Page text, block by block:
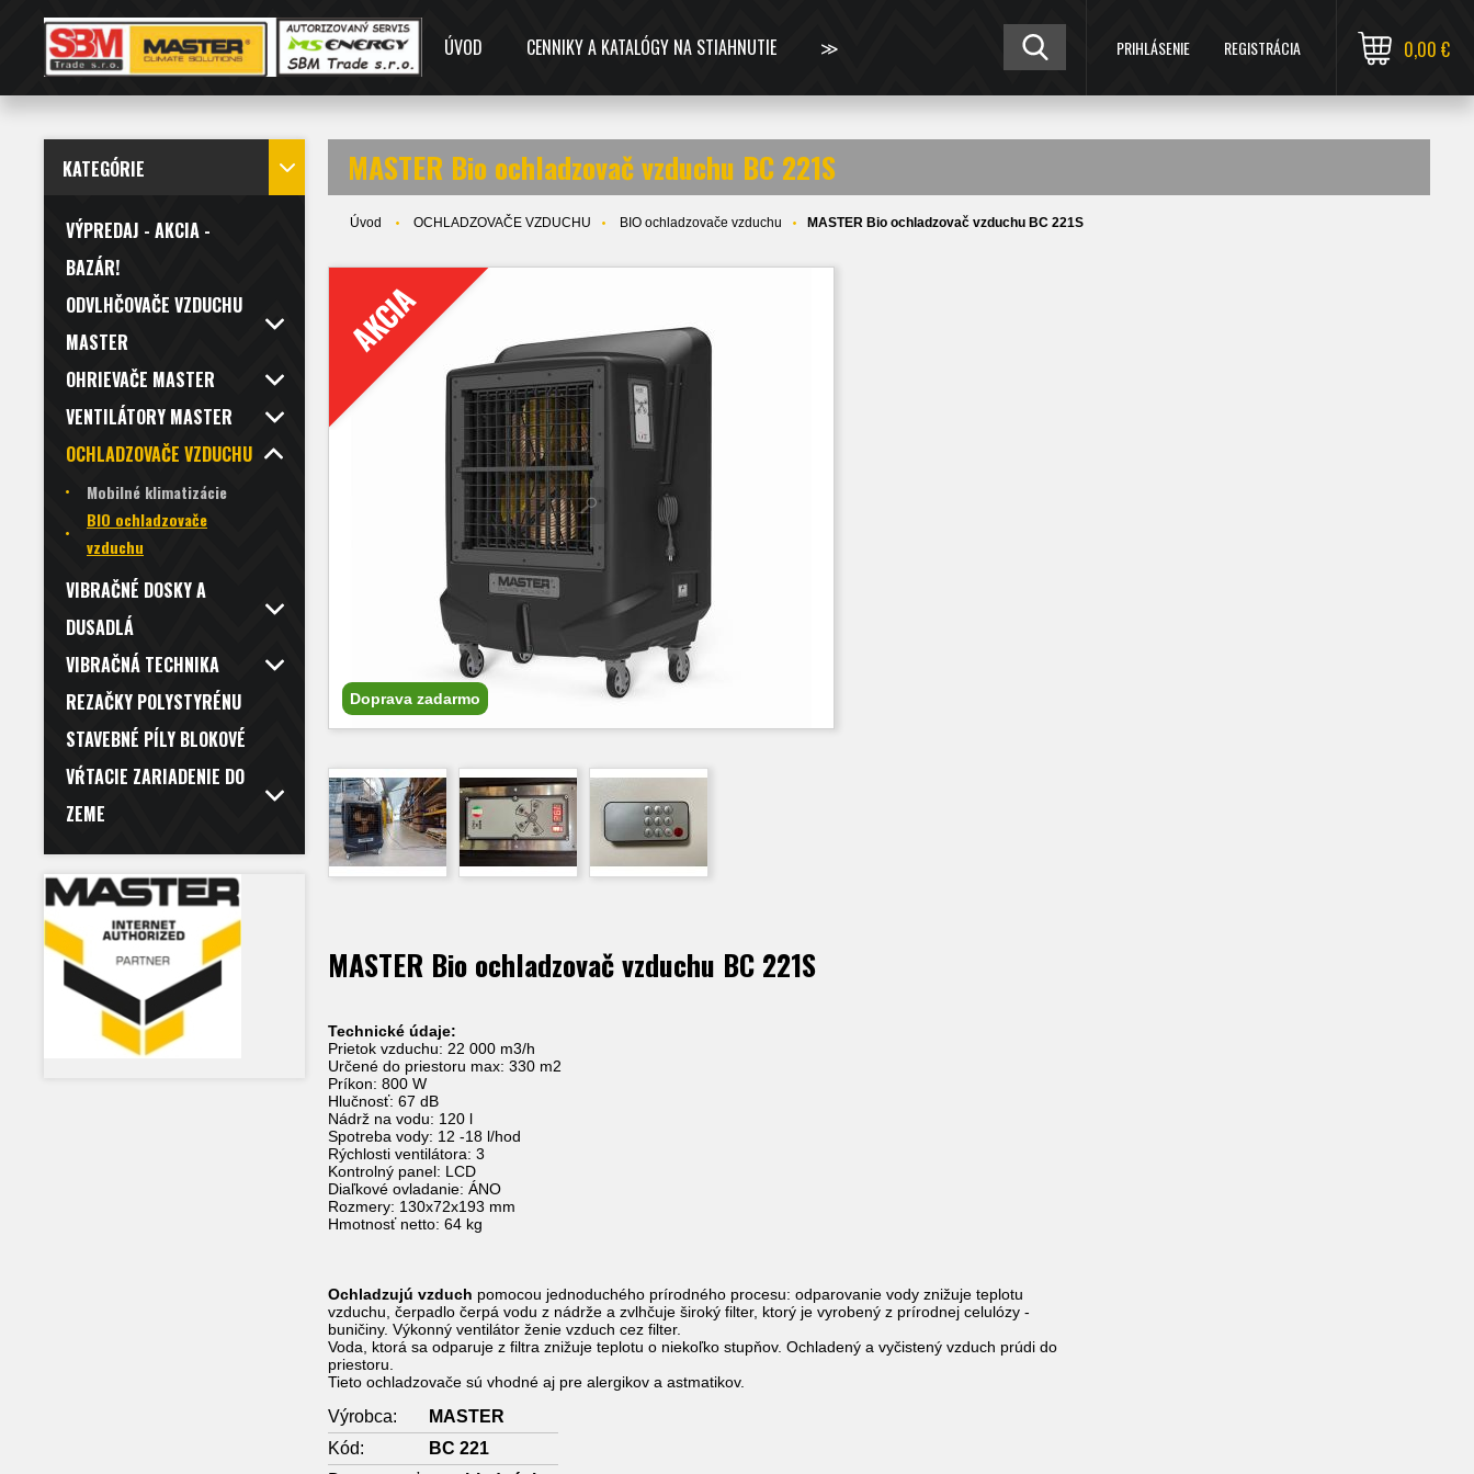
ÚVOD CENNIKY A KATALÓGY NA STIAHNUTIE ≫ 0,00 €
PRIHLÁSENIE REGISTRÁCIA
KATEGÓRIE
VÝPREDAJ - AKCIA -
BAZÁR!
ODVLHČOVAČE VZDUCHU
MASTER
OHRIEVAČE MASTER
VENTILÁTORY MASTER
OCHLADZOVAČE VZDUCHU
Mobilné klimatizácie
BIO ochladzovače
vzduchu
VIBRAČNÉ DOSKY A
DUSADLÁ
VIBRAČNÁ TECHNIKA
REZAČKY POLYSTYRÉNU
STAVEBNÉ PÍLY BLOKOVÉ
VŔTACIE ZARIADENIE DO
ZEME
MASTER Bio ochladzovač vzduchu BC 221S
Úvod OCHLADZOVAČE VZDUCHU BIO ochladzovače vzduchu MASTER Bio ochladzovač vzduchu BC 221S
AKCIA
Doprava zadarmo
MASTER Bio ochladzovač vzduchu BC 221S
Technické údaje:
Prietok vzduchu: 22 000 m3/h
Určené do priestoru max: 330 m2
Príkon: 800 W
Hlučnosť: 67 dB
Nádrž na vodu: 120 l
Spotreba vody: 12 -18 l/hod
Rýchlosti ventilátora: 3
Kontrolný panel: LCD
Diaľkové ovladanie: ÁNO
Rozmery: 130x72x193 mm
Hmotnosť netto: 64 kg
Ochladzujú vzduch pomocou jednoduchého prírodného procesu: odparovanie vody znižuje teplotu
vzduchu, čerpadlo čerpá vodu z nádrže a zvlhčuje široký filter, ktorý je vyrobený z prírodnej celulózy -
buničiny. Výkonný ventilátor ženie vzduch cez filter.
Voda, ktorá sa odparuje z filtra znižuje teplotu o niekoľko stupňov. Ochladený a vyčistený vzduch prúdi do
priestoru.
Tieto ochladzovače sú vhodné aj pre alergikov a astmatikov.
Výrobca:
MASTER
Kód:
BC 221